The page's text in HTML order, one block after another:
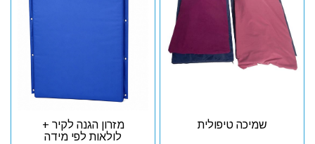
שמיכה טיפולית
מזרון הגנה לקיר +
לולאות לפי מידה